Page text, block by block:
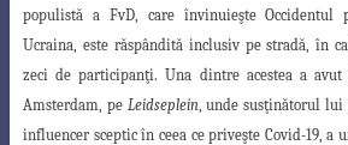
populistă a FvD, care învinuieşte
Ucraina, este răspândită inclusiv pe stradă, în
zeci de participanţi. Una dintre acestea a
Amsterdam, pe Leidseplein , unde susţinătorul
influencer sceptic în ceea ce priveşte Covid-19, a